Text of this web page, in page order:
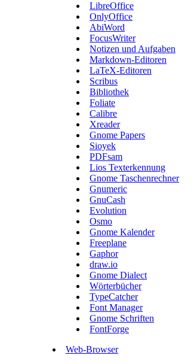
LibreOffice
OnlyOffice
AbiWord
FocusWriter
Notizen und Aufgaben
Markdown-Editoren
LaTeX-Editoren
Scribus
Bibliothek
Foliate
Calibre
Xreader
Gnome Papers
Sioyek
PDFsam
Lios Texterkennung
Gnome Taschenrechner
Gnumeric
GnuCash
Evolution
Osmo
Gnome Kalender
Freeplane
Gaphor
draw.io
Gnome Dialect
Wörterbücher
TypeCatcher
Font Manager
Gnome Schriften
FontForge
Web-Browser